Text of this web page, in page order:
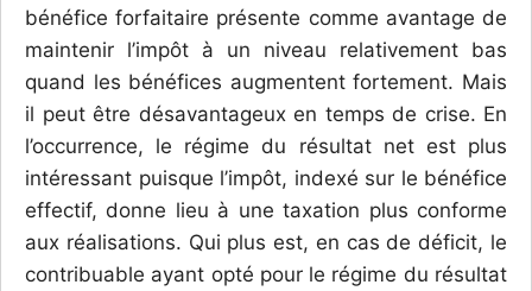
bénéfice forfaitaire présente comme avantage de
maintenir l’impôt à un niveau relativement bas
quand les bénéfices augmentent fortement. Mais
il peut être désavantageux en temps de crise. En
l’occurrence, le régime du résultat net est plus
intéressant puisque l’impôt, indexé sur le bénéfice
effectif, donne lieu à une taxation plus conforme
aux réalisations. Qui plus est, en cas de déficit, le
contribuable ayant opté pour le régime du résultat